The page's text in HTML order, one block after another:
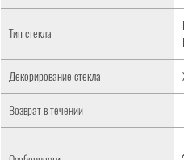
Тип стекла
Декорирование стекла
Возврат в течении